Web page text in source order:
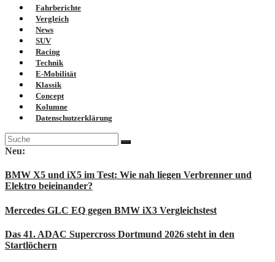
Fahrberichte
Vergleich
News
SUV
Racing
Technik
E-Mobilität
Klassik
Concept
Kolumne
Datenschutzerklärung
Suche
nach:
Neu:
BMW X5 und iX5 im Test: Wie nah liegen Verbrenner und
Elektro beieinander?
Mercedes GLC EQ gegen BMW iX3 Vergleichstest
Das 41. ADAC Supercross Dortmund 2026 steht in den
Startlöchern